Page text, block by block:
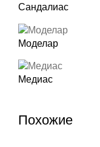
Сандалиас
Моделар
Медиас
Похожие